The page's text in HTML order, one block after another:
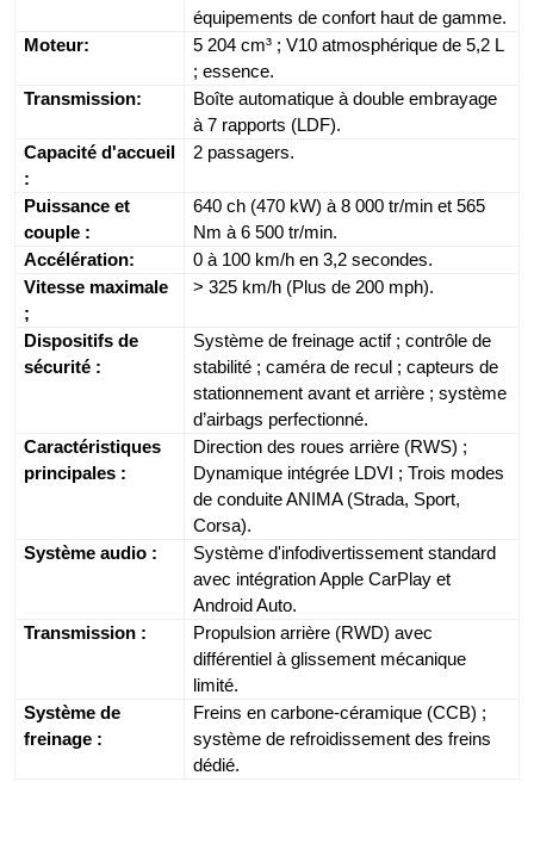
équipements de confort haut de gamme.
Moteur:
5 204 cm³ ; V10 atmosphérique de 5,2 L
; essence.
Transmission:
Boîte automatique à double embrayage
à 7 rapports (LDF).
Capacité d'accueil
:
2 passagers.
Puissance et
couple :
640 ch (470 kW) à 8 000 tr/min et 565
Nm à 6 500 tr/min.
Accélération:
0 à 100 km/h en 3,2 secondes.
Vitesse maximale
;
> 325 km/h (Plus de 200 mph).
Dispositifs de
sécurité :
Système de freinage actif ; contrôle de
stabilité ; caméra de recul ; capteurs de
stationnement avant et arrière ; système
d’airbags perfectionné.
Caractéristiques
principales :
Direction des roues arrière (RWS) ;
Dynamique intégrée LDVI ; Trois modes
de conduite ANIMA (Strada, Sport,
Corsa).
Système audio :
Système d'infodivertissement standard
avec intégration Apple CarPlay et
Android Auto.
Transmission :
Propulsion arrière (RWD) avec
différentiel à glissement mécanique
limité.
Système de
freinage :
Freins en carbone-céramique (CCB) ;
système de refroidissement des freins
dédié.